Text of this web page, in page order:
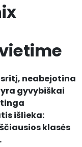
neabejotina
gyvybiškai
išlieka:
klasės